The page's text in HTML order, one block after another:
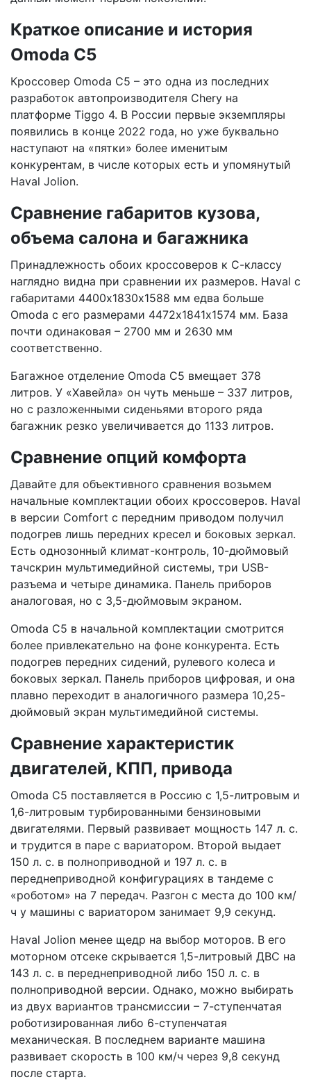
Краткое описание и история
Omoda C5
Кроссовер Omoda C5 – это одна из последних
разработок автопроизводителя Chery на
платформе Tiggo 4. В России первые экземпляры
появились в конце 2022 года, но уже буквально
наступают на «пятки» более именитым
конкурентам, в числе которых есть и упомянутый
Haval Jolion.
Сравнение габаритов кузова,
объема салона и багажника
Принадлежность обоих кроссоверов к С-классу
наглядно видна при сравнении их размеров. Haval с
габаритами 4400х1830х1588 мм едва больше
Omoda с его размерами 4472х1841х1574 мм. База
почти одинаковая – 2700 мм и 2630 мм
соответственно.
Багажное отделение Omoda C5 вмещает 378
литров. У «Хавейла» он чуть меньше – 337 литров,
но с разложенными сиденьями второго ряда
багажник резко увеличивается до 1133 литров.
Сравнение опций комфорта
Давайте для объективного сравнения возьмем
начальные комплектации обоих кроссоверов. Haval
в версии Comfort с передним приводом получил
подогрев лишь передних кресел и боковых зеркал.
Есть однозонный климат-контроль, 10-дюймовый
тачскрин мультимедийной системы, три USB-
разъема и четыре динамика. Панель приборов
аналоговая, но с 3,5-дюймовым экраном.
Omoda C5 в начальной комплектации смотрится
более привлекательно на фоне конкурента. Есть
подогрев передних сидений, рулевого колеса и
боковых зеркал. Панель приборов цифровая, и она
плавно переходит в аналогичного размера 10,25-
дюймовый экран мультимедийной системы.
Сравнение характеристик
двигателей, КПП, привода
Omoda C5 поставляется в Россию с 1,5-литровым и
1,6-литровым турбированными бензиновыми
двигателями. Первый развивает мощность 147 л. с.
и трудится в паре с вариатором. Второй выдает
150 л. с. в полноприводной и 197 л. с. в
переднеприводной конфигурациях в тандеме с
«роботом» на 7 передач. Разгон с места до 100 км/
ч у машины с вариатором занимает 9,9 секунд.
Haval Jolion менее щедр на выбор моторов. В его
моторном отсеке скрывается 1,5-литровый ДВС на
143 л. с. в переднеприводной либо 150 л. с. в
полноприводной версии. Однако, можно выбирать
из двух вариантов трансмиссии – 7-ступенчатая
роботизированная либо 6-ступенчатая
механическая. В последнем варианте машина
развивает скорость в 100 км/ч через 9,8 секунд
после старта.